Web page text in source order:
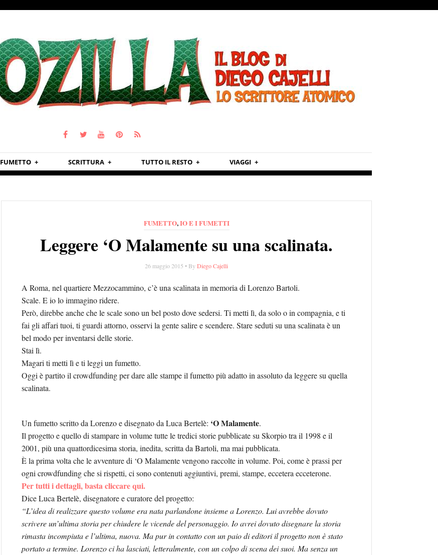
FUMETTO SCRITTURA TUTTO IL RESTO VIAGGI
FUMETTO,IO E I FUMETTI
Leggere ‘O Malamente su una scalinata.
26 maggio 2015 • By Diego Cajelli
A Roma, nel quartiere Mezzocammino, c’è una scalinata in memoria di Lorenzo Bartoli.
Scale. E io lo immagino ridere.
Però, direbbe anche che le scale sono un bel posto dove sedersi. Ti metti lì, da solo o in compagnia, e ti
fai gli affari tuoi, ti guardi attorno, osservi la gente salire e scendere. Stare seduti su una scalinata è un
bel modo per inventarsi delle storie.
Stai lì.
Magari ti metti lì e ti leggi un fumetto.
Oggi è partito il crowdfunding per dare alle stampe il fumetto più adatto in assoluto da leggere su quella
scalinata.
Un fumetto scritto da Lorenzo e disegnato da Luca Bertelè: ‘O Malamente.
Il progetto e quello di stampare in volume tutte le tredici storie pubblicate su Skorpio tra il 1998 e il
2001, più una quattordicesima storia, inedita, scritta da Bartoli, ma mai pubblicata.
È la prima volta che le avventure di ‘O Malamente vengono raccolte in volume. Poi, come è prassi per
ogni crowdfunding che si rispetti, ci sono contenuti aggiuntivi, premi, stampe, eccetera ecceterone.
Per tutti i dettagli, basta cliccare qui.
Dice Luca Bertelè, disegnatore e curatore del progetto:
“L’idea di realizzare questo volume era nata parlandone insieme a Lorenzo. Lui avrebbe dovuto
scrivere un’ultima storia per chiudere le vicende del personaggio. Io avrei dovuto disegnare la storia
rimasta incompiuta e l’ultima, nuova. Ma pur in contatto con un paio di editori il progetto non è stato
portato a termine. Lorenzo ci ha lasciati, letteralmente, con un colpo di scena dei suoi. Ma senza un